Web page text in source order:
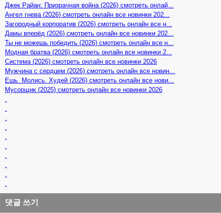
Джек Райан: Призрачная война (2026) смотреть онлай...
Ангел гнева (2026) смотреть онлайн все новинки 202...
Загородный корпоратив (2026) смотреть онлайн все н...
Дамы вперёд (2026) смотреть онлайн все новинки 202...
Ты не можешь победить (2026) смотреть онлайн все н...
Модная братва (2026) смотреть онлайн все новинки 2...
Система (2026) смотреть онлайн все новинки 2026
Мужчина с сердцем (2026) смотреть онлайн все новин...
Ешь. Молись. Худей (2026) смотреть онлайн все нови...
Мусорщик (2025) смотреть онлайн все новинки 2026
댓글 쓰기